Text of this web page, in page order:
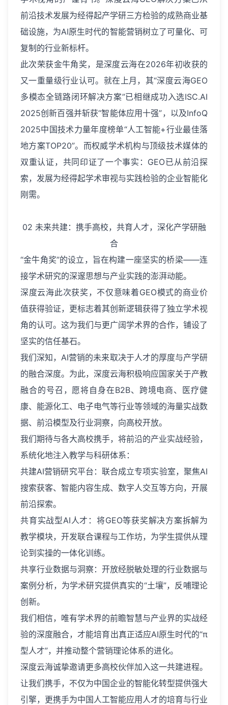
前沿技术发展为经得起产学研三方检验的成熟商业基
础设施，为AI原生时代的智能营销树立了可量化、可
复制的行业新标杆。
此次荣获金牛角奖，是深度云海在2026年初收获的
又一重量级行业认可。就在上月，其“深度云海GEO
多模态全链路闭环解决方案”已相继成功入选ISC.AI
2025创新百强并斩获“智能体应用十强”，以及InfoQ
2025中国技术力量年度榜单“人工智能+行业最佳落
地方案TOP20”。而权威学术机构与顶级技术媒体的
双重认证，共同印证了一个事实：GEO已从前沿探
索，发展为经得起学术审视与实践检验的企业智能化
刚需。
02 未来共建：携手高校，共育人才，深化产学研融
合
“金牛角奖”的设立，旨在构建一座坚实的桥梁——连
接学术研究的深邃思想与产业实践的澎湃动能。
深度云海此次获奖，不仅意味着GEO模式的商业价
值获得验证，更标志着其创新逻辑获得了独立学术视
角的认可。这为我们与更广阔学术界的合作，铺设了
坚实的信任基石。
我们深知，AI营销的未来取决于人才的厚度与产学研
的融合深度。为此，深度云海积极响应国家关于产教
融合的号召，愿将自身在B2B、跨境电商、医疗健
康、能源化工、电子电气等行业等领域的海量实战数
据、前沿模型及行业洞察，向高校开放。
我们期待与各大高校携手，将前沿的产业实战经验，
系统化地注入教学与科研体系：
共建AI营销研究平台：联合成立专项实验室，聚焦AI
搜索获客、智能内容生成、数字人交互等方向，开展
前沿探索。
共育实战型AI人才：将GEO等获奖解决方案拆解为
教学模块，开发联合课程与工作坊，为学生提供从理
论到实操的一体化训练。
共享行业数据与洞察：开放经脱敏处理的行业数据与
案例分析，为学术研究提供真实的“土壤”，反哺理论
创新。
我们相信，唯有学术界的前瞻智慧与产业界的实战经
验的深度融合，才能培育出真正适应AI原生时代的“π
型人才”，并推动整个营销理论体系的进化。
深度云海诚挚邀请更多高校伙伴加入这一共建进程。
让我们携手，不仅为中国企业的智能化转型提供强大
引擎，更携手为中国人工智能应用人才的培育与行业